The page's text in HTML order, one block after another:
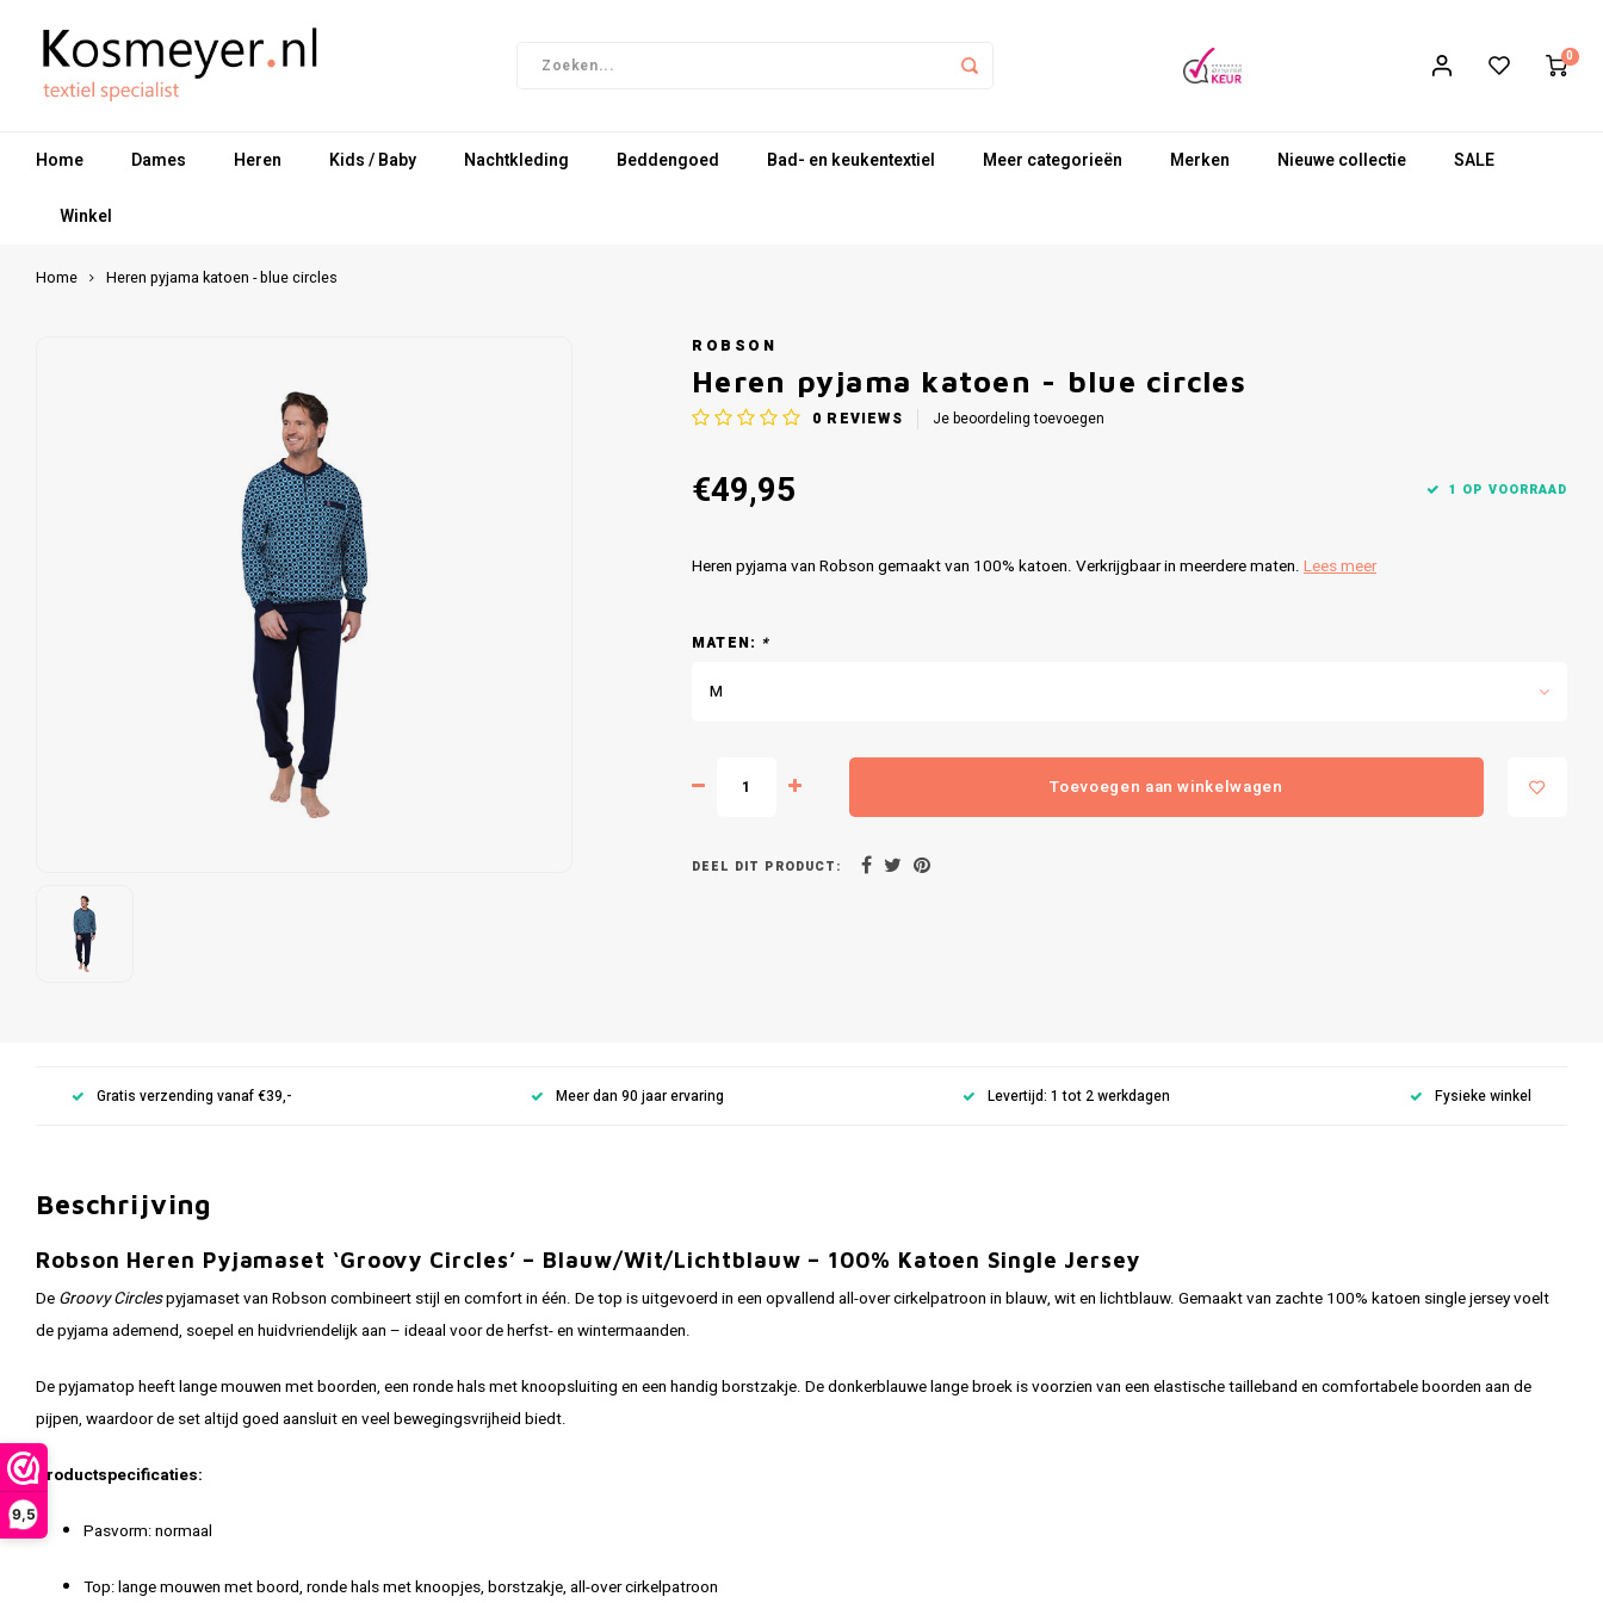
9,5
0
Home Dames Heren Kids / Baby Nachtkleding Beddengoed Bad- en keukentextiel Meer categorieën Merken Nieuwe collectie SALE
Winkel
Home Heren pyjama katoen - blue circles
ROBSON
Heren pyjama katoen - blue circles
0 REVIEWS Je beoordeling toevoegen
€49,95 1 OP VOORRAAD
Heren pyjama van Robson gemaakt van 100% katoen. Verkrijgbaar in meerdere maten. Lees meer
MATEN: *
M
Toevoegen aan winkelwagen
DEEL DIT PRODUCT:
Gratis verzending vanaf €39,- Meer dan 90 jaar ervaring Levertijd: 1 tot 2 werkdagen Fysieke winkel
Beschrijving
Robson Heren Pyjamaset ‘Groovy Circles’ – Blauw/Wit/Lichtblauw – 100% Katoen Single Jersey
De Groovy Circlespyjamaset van Robson combineert stijl en comfort in één. De top is uitgevoerd in een opvallend all-over cirkelpatroon in blauw, wit en lichtblauw. Gemaakt van zachte 100% katoen single jersey voelt
de pyjama ademend, soepel en huidvriendelijk aan – ideaal voor de herfst- en wintermaanden.
De pyjamatop heeft lange mouwen met boorden, een ronde hals met knoopsluiting en een handig borstzakje. De donkerblauwe lange broek is voorzien van een elastische tailleband en comfortabele boorden aan de
pijpen, waardoor de set altijd goed aansluit en veel bewegingsvrijheid biedt.
Productspecificaties:
Pasvorm: normaal
Top: lange mouwen met boord, ronde hals met knoopjes, borstzakje, all-over cirkelpatroon